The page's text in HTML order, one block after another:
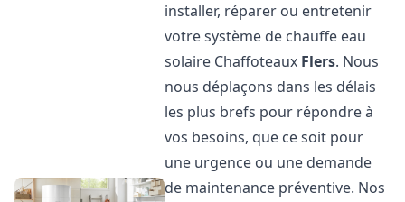
installer, réparer ou entretenir
votre système de chauffe eau
solaire Chaffoteaux Flers. Nous
nous déplaçons dans les délais
les plus brefs pour répondre à
vos besoins, que ce soit pour
une urgence ou une demande
de maintenance préventive. Nos